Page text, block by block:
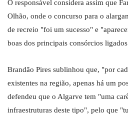
O responsável considera assim que
Olhão, onde o concurso para o
de recreio "foi um sucesso" e
boas dos principais consórcios
Brandão Pires sublinhou que, "por
existentes na região, apenas há um
defendeu que o Algarve tem "uma
infraestruturas deste tipo", pelo que